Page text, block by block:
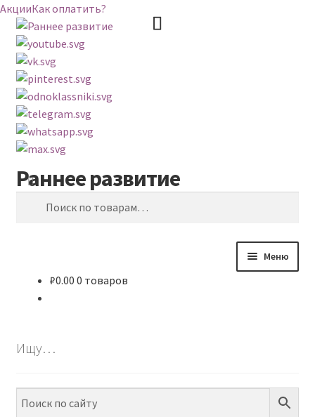
АкцииКак оплатить?
Перейти
к
навигации
Перейти
к
содержимому
Раннее развитие
Поиск
Меню
ПО НАВЫКАМ
₽0.00 0 товаров
Ищу…